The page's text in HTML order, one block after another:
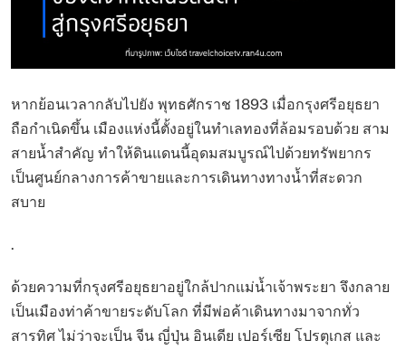
หากย้อนเวลากลับไปยัง พุทธศักราช 1893 เมื่อกรุงศรีอยุธยา
ถือกำเนิดขึ้น เมืองแห่งนี้ตั้งอยู่ในทำเลทองที่ล้อมรอบด้วย สาม
สายน้ำสำคัญ ทำให้ดินแดนนี้อุดมสมบูรณ์ไปด้วยทรัพยากร
เป็นศูนย์กลางการค้าขายและการเดินทางทางน้ำที่สะดวก
สบาย
.
ด้วยความที่กรุงศรีอยุธยาอยู่ใกล้ปากแม่น้ำเจ้าพระยา จึงกลาย
เป็นเมืองท่าค้าขายระดับโลก ที่มีพ่อค้าเดินทางมาจากทั่ว
สารทิศ ไม่ว่าจะเป็น จีน ญี่ปุ่น อินเดีย เปอร์เซีย โปรตุเกส และ